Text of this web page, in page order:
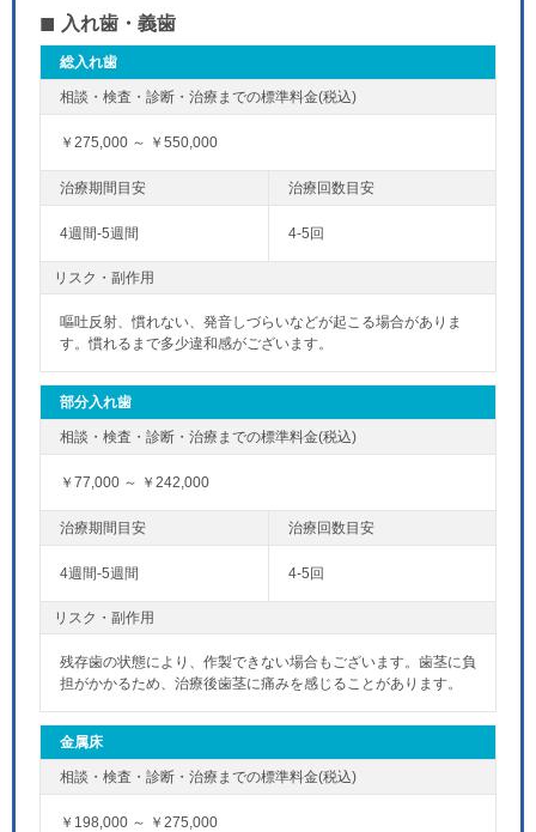
入れ歯・義歯
総入れ歯
￥275,000 ～ ￥550,000
4週間-5週間 4-5回
リスク・副作用
嘔吐反射、慣れない、発音しづらいなどが起こる場合がありま
す。慣れるまで多少違和感がございます。
部分入れ歯
￥77,000 ～ ￥242,000
4週間-5週間 4-5回
リスク・副作用
残存歯の状態により、作製できない場合もございます。歯茎に負
担がかかるため、治療後歯茎に痛みを感じることがあります。
金属床
￥198,000 ～ ￥275,000